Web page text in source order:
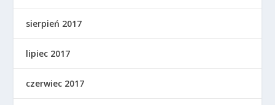
sierpień 2017
lipiec 2017
czerwiec 2017